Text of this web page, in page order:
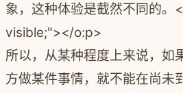
象，这种体验是截然不同的。
visible;"></o:p>
所以，从某种程度上来说，如
方做某件事情，就不能在尚未